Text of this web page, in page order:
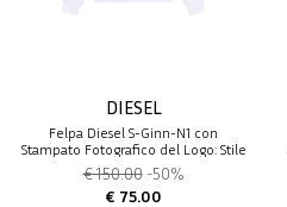
DIESEL
Felpa Diesel S-Ginn-N1 con
Stampato Fotografico del Logo: Stile
e Comodità
€ 150.00 -50%
€ 75.00